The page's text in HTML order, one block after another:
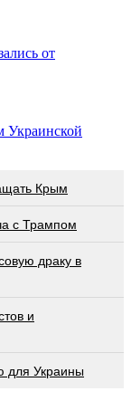
от
Украинской
Крым
с Трампом
драку в
и
для Украины